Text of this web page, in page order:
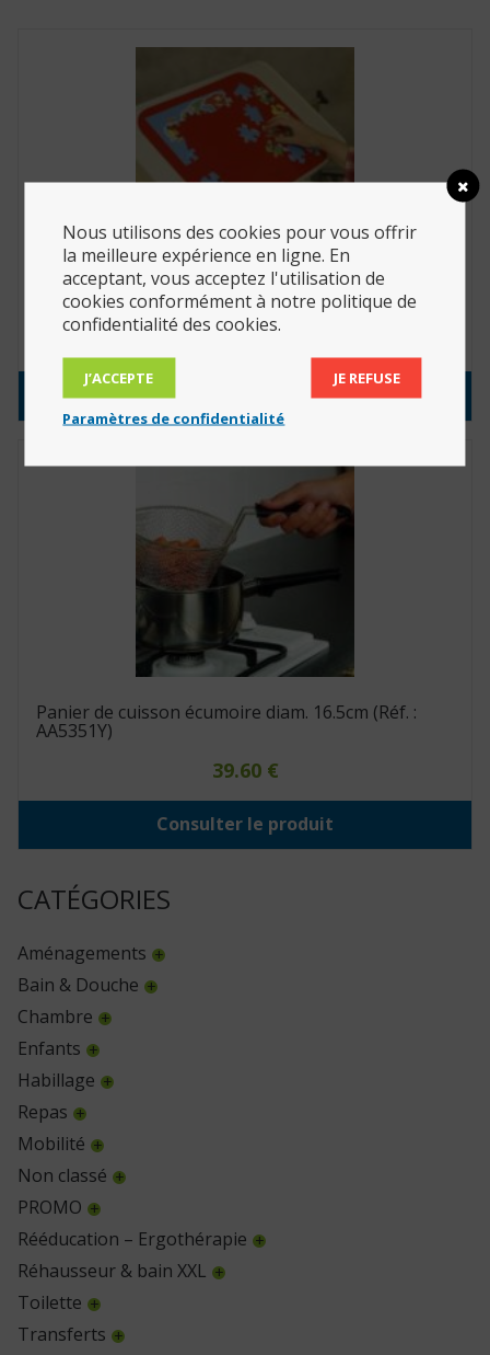
CATÉGORIES
Aménagements
Bain & Douche
Chambre
Enfants
Habillage
Repas
Mobilité
Non classé
PROMO
Rééducation – Ergothérapie
Réhausseur & bain XXL
Toilette
Transferts
Set de table épais 38 cm x 45 cm (Réf. : 818008)
Consulter le produit
Panier de cuisson écumoire diam. 16.5cm (Réf. :
AA5351Y)
39.60 €
Consulter le produit
Nous utilisons des cookies pour vous offrir
la meilleure expérience en ligne. En
acceptant, vous acceptez l'utilisation de
cookies conformément à notre politique de
confidentialité des cookies.
J’ACCEPTE JE REFUSE
Paramètres de confidentialité